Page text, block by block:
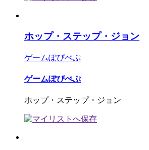
ホップ・ステップ・ジョン
ゲームぽぴぺぷ
ゲームぽぴぺぷ
ホップ・ステップ・ジョン